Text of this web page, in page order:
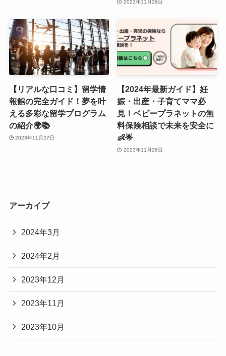
2023年11月28日
【リアルな口コミ】留学情
報館の完全ガイド！夢を叶
える多彩な留学プログラム
の紹介🌍📚
2023年11月27日
【2024年最新ガイド】妊
娠・出産・子育てママ必
見！ベビープラネットの無
料保険相談で未来を安全に
👶🌟
2023年11月26日
アーカイブ
2024年3月
2024年2月
2023年12月
2023年11月
2023年10月